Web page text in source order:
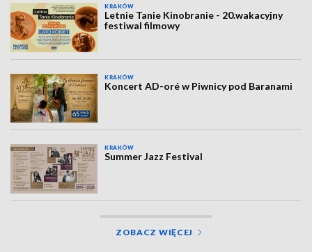
KRAKÓW
Letnie Tanie Kinobranie - 20.wakacyjny
festiwal filmowy
KRAKÓW
Koncert AD-oré w Piwnicy pod Baranami
KRAKÓW
Summer Jazz Festival
ZOBACZ WIĘCEJ